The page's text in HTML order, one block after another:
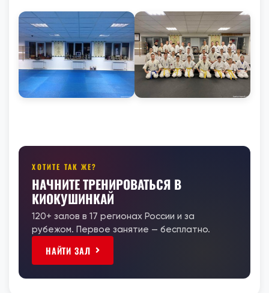
ХОТИТЕ ТАК ЖЕ?
НАЧНИТЕ ТРЕНИРОВАТЬСЯ В
КИОКУШИНКАЙ
120+ залов в 17 регионах России и за
рубежом. Первое занятие — бесплатно.
НАЙТИ ЗАЛ